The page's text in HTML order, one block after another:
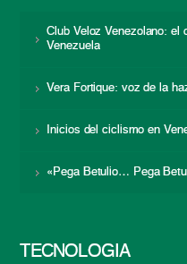
Club Veloz Venezolano:
Venezuela
Vera Fortique: voz de la
Inicios del ciclismo en
«Pega Betulio… Pega
TECNOLOGÍA